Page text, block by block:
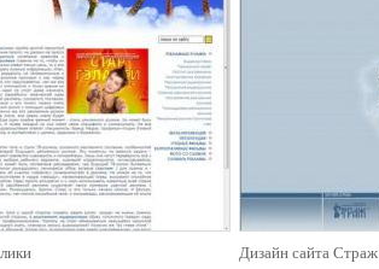
Дизайн сайта Страж